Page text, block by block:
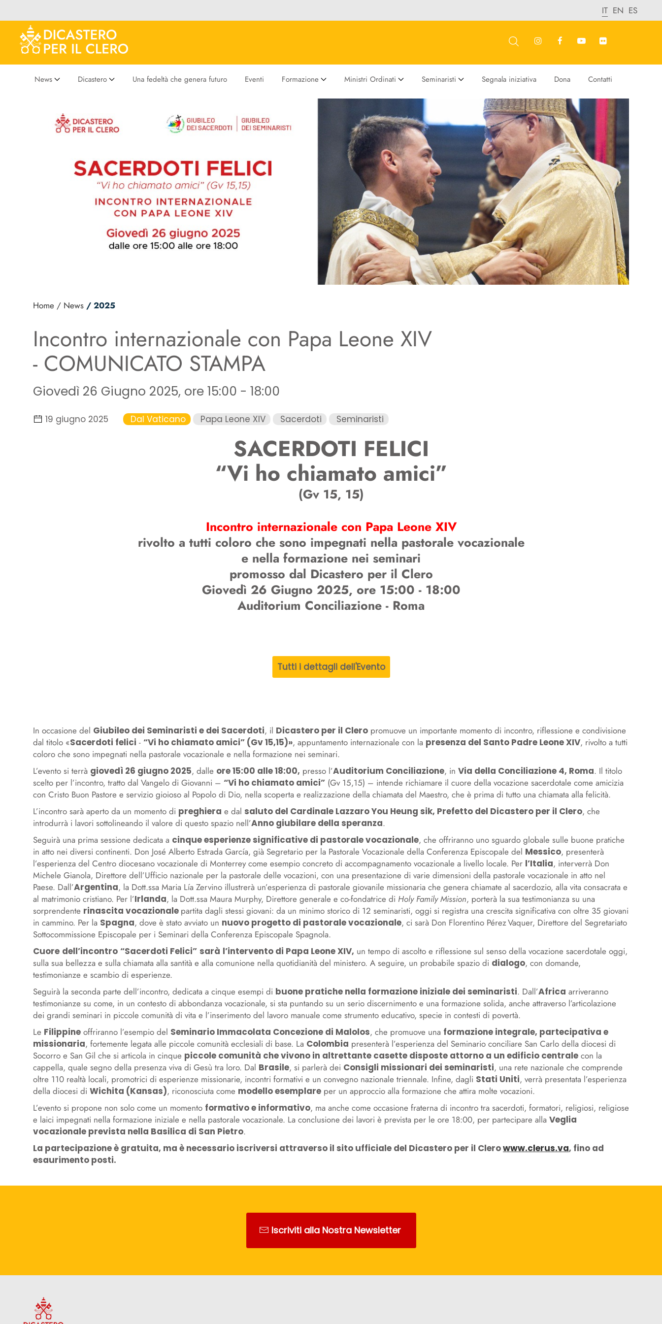
IT EN ES
News Dicastero Una fedeltà che genera futuro Eventi Formazione Ministri Ordinati Seminaristi Segnala iniziativa Dona Contatti
Home / News / 2025
Incontro internazionale con Papa Leone XIV
- COMUNICATO STAMPA
Giovedì 26 Giugno 2025, ore 15:00 - 18:00
19 giugno 2025 Dal Vaticano Papa Leone XIV Sacerdoti Seminaristi
SACERDOTI FELICI
“Vi ho chiamato amici”
(Gv 15, 15)
Incontro internazionale con Papa Leone XIV
rivolto a tutti coloro che sono impegnati nella pastorale vocazionale
e nella formazione nei seminari
promosso dal Dicastero per il Clero
Giovedì 26 Giugno 2025, ore 15:00 - 18:00
Auditorium Conciliazione - Roma
Tutti i dettagli dell'Evento
In occasione del Giubileo dei Seminaristi e dei Sacerdoti, il Dicastero per il Clero promuove un importante momento di incontro, riflessione e condivisione
dal titolo «Sacerdoti felici - “Vi ho chiamato amici” (Gv 15,15)», appuntamento internazionale con la presenza del Santo Padre Leone XIV, rivolto a tutti
coloro che sono impegnati nella pastorale vocazionale e nella formazione nei seminari.
L’evento si terrà giovedì 26 giugno 2025, dalle ore 15:00 alle 18:00, presso l’Auditorium Conciliazione, in Via della Conciliazione 4, Roma. Il titolo
scelto per l’incontro, tratto dal Vangelo di Giovanni – “Vi ho chiamato amici” (Gv 15,15) – intende richiamare il cuore della vocazione sacerdotale come amicizia
con Cristo Buon Pastore e servizio gioioso al Popolo di Dio, nella scoperta e realizzazione della chiamata del Maestro, che è prima di tutto una chiamata alla felicità.
L’incontro sarà aperto da un momento di preghiera e dal saluto del Cardinale Lazzaro You Heung sik, Prefetto del Dicastero per il Clero, che
introdurrà i lavori sottolineando il valore di questo spazio nell’Anno giubilare della speranza.
Seguirà una prima sessione dedicata a cinque esperienze significative di pastorale vocazionale, che offriranno uno sguardo globale sulle buone pratiche
in atto nei diversi continenti. Don José Alberto Estrada García, già Segretario per la Pastorale Vocazionale della Conferenza Episcopale del Messico, presenterà
l’esperienza del Centro diocesano vocazionale di Monterrey come esempio concreto di accompagnamento vocazionale a livello locale. Per l’Italia, interverrà Don
Michele Gianola, Direttore dell’Ufficio nazionale per la pastorale delle vocazioni, con una presentazione di varie dimensioni della pastorale vocazionale in atto nel
Paese. Dall’Argentina, la Dott.ssa Maria Lía Zervino illustrerà un’esperienza di pastorale giovanile missionaria che genera chiamate al sacerdozio, alla vita consacrata e
al matrimonio cristiano. Per l’Irlanda, la Dott.ssa Maura Murphy, Direttore generale e co-fondatrice di Holy Family Mission, porterà la sua testimonianza su una
sorprendente rinascita vocazionale partita dagli stessi giovani: da un minimo storico di 12 seminaristi, oggi si registra una crescita significativa con oltre 35 giovani
in cammino. Per la Spagna, dove è stato avviato un nuovo progetto di pastorale vocazionale, ci sarà Don Florentino Pérez Vaquer, Direttore del Segretariato
Sottocommissione Episcopale per i Seminari della Conferenza Episcopale Spagnola.
Cuore dell’incontro “Sacerdoti Felici” sarà l’intervento di Papa Leone XIV, un tempo di ascolto e riflessione sul senso della vocazione sacerdotale oggi,
sulla sua bellezza e sulla chiamata alla santità e alla comunione nella quotidianità del ministero. A seguire, un probabile spazio di dialogo, con domande,
testimonianze e scambio di esperienze.
Seguirà la seconda parte dell’incontro, dedicata a cinque esempi di buone pratiche nella formazione iniziale dei seminaristi. Dall’Africa arriveranno
testimonianze su come, in un contesto di abbondanza vocazionale, si sta puntando su un serio discernimento e una formazione solida, anche attraverso l’articolazione
dei grandi seminari in piccole comunità di vita e l’inserimento del lavoro manuale come strumento educativo, specie in contesti di povertà.
Le Filippine offriranno l’esempio del Seminario Immacolata Concezione di Malolos, che promuove una formazione integrale, partecipativa e
missionaria, fortemente legata alle piccole comunità ecclesiali di base. La Colombia presenterà l’esperienza del Seminario conciliare San Carlo della diocesi di
Socorro e San Gil che si articola in cinque piccole comunità che vivono in altrettante casette disposte attorno a un edificio centrale con la
cappella, quale segno della presenza viva di Gesù tra loro. Dal Brasile, si parlerà dei Consigli missionari dei seminaristi, una rete nazionale che comprende
oltre 110 realtà locali, promotrici di esperienze missionarie, incontri formativi e un convegno nazionale triennale. Infine, dagli Stati Uniti, verrà presentata l’esperienza
della diocesi di Wichita (Kansas), riconosciuta come modello esemplare per un approccio alla formazione che attira molte vocazioni.
L’evento si propone non solo come un momento formativo e informativo, ma anche come occasione fraterna di incontro tra sacerdoti, formatori, religiosi, religiose
e laici impegnati nella formazione iniziale e nella pastorale vocazionale. La conclusione dei lavori è prevista per le ore 18:00, per partecipare alla Veglia
vocazionale prevista nella Basilica di San Pietro.
La partecipazione è gratuita, ma è necessario iscriversi attraverso il sito ufficiale del Dicastero per il Clerowww.clerus.va, fino ad
esaurimento posti.
Iscriviti alla Nostra Newsletter